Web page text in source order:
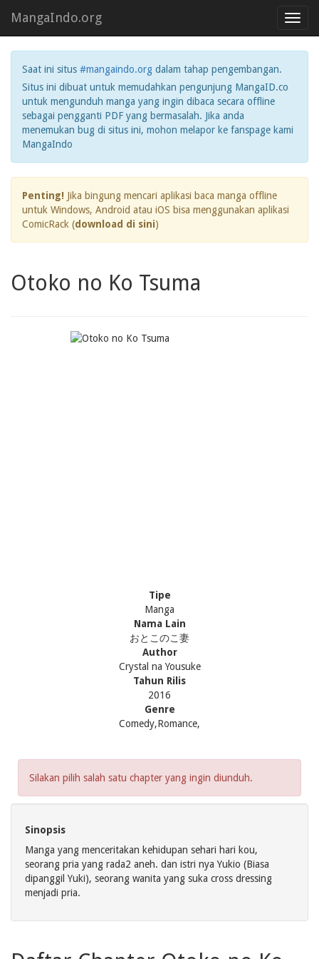
MangaIndo.org
Saat ini situs #mangaindo.org dalam tahap pengembangan.
Situs ini dibuat untuk memudahkan pengunjung MangaID.co
untuk mengunduh manga yang ingin dibaca secara offline
sebagai pengganti PDF yang bermasalah. Jika anda
menemukan bug di situs ini, mohon melapor ke fanspage kami
MangaIndo
Penting! Jika bingung mencari aplikasi baca manga offline
untuk Windows, Android atau iOS bisa menggunakan aplikasi
ComicRack (download di sini)
Otoko no Ko Tsuma
Tipe
Manga
Nama Lain
おとこのこ妻
Author
Crystal na Yousuke
Tahun Rilis
2016
Genre
Comedy,Romance,
Silakan pilih salah satu chapter yang ingin diunduh.
Sinopsis
Manga yang menceritakan kehidupan sehari hari kou,
seorang pria yang rada2 aneh. dan istri nya Yukio (Biasa
dipanggil Yuki), seorang wanita yang suka cross dressing
menjadi pria.